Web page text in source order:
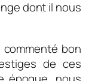
dont il nous
bon
de ces